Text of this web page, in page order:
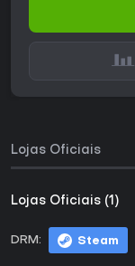
Lojas Oficiais
Lojas Oficiais (1)
DRM: Steam